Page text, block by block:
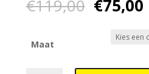
€119,00
prijs
was:
€75,00
Maat